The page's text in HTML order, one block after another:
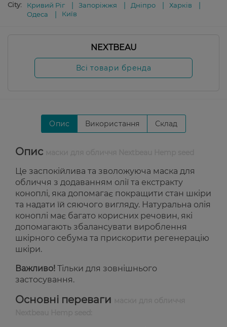
City:
Кривий Ріг Запоріжжя Дніпро
Харків
Одеса
Київ
NEXTBEAU
Всі товари бренда
Опис Використання Склад
Опис
Це заспокійлива та зволожуюча маска для
обличчя з додаванням олії та екстракту
коноплі, яка допомагає покращити стан шкіри
та надати їй сяючого вигляду. Натуральна олія
коноплі має багато корисних речовин, які
допомагають збалансувати вироблення
шкірного себума та прискорити регенерацію
шкіри.
Важливо! Тільки для зовнішнього
застосування.
Основні переваги